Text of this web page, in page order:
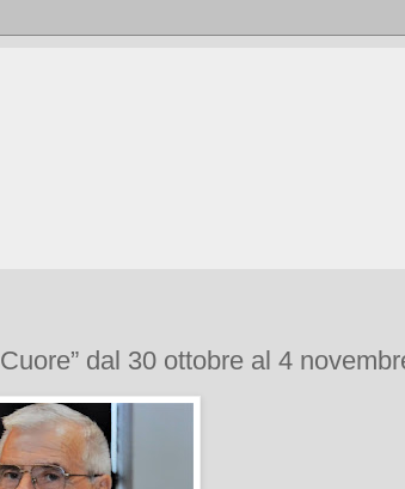
dal 30 ottobre al 4